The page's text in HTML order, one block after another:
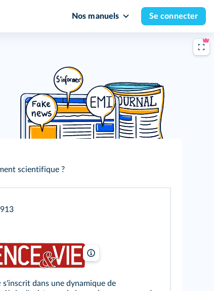
Nos manuels Se connecter
scientifique ?
s'inscrit dans une dynamique de